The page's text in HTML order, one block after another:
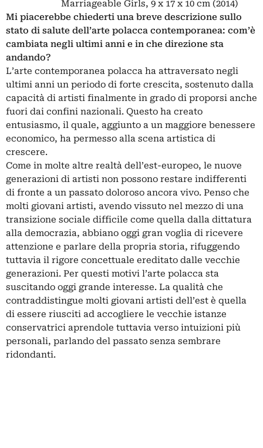
Marriageable Girls, 9 x 17 x 10 cm (2014)
Mi piacerebbe chiederti una breve descrizione sullo
stato di salute dell’arte polacca contemporanea: com’è
cambiata negli ultimi anni e in che direzione sta
andando?
L’arte contemporanea polacca ha attraversato negli
ultimi anni un periodo di forte crescita, sostenuto dalla
capacità di artisti finalmente in grado di proporsi anche
fuori dai confini nazionali. Questo ha creato
entusiasmo, il quale, aggiunto a un maggiore benessere
economico, ha permesso alla scena artistica di
crescere.
Come in molte altre realtà dell’est-europeo, le nuove
generazioni di artisti non possono restare indifferenti
di fronte a un passato doloroso ancora vivo. Penso che
molti giovani artisti, avendo vissuto nel mezzo di una
transizione sociale difficile come quella dalla dittatura
alla democrazia, abbiano oggi gran voglia di ricevere
attenzione e parlare della propria storia, rifuggendo
tuttavia il rigore concettuale ereditato dalle vecchie
generazioni. Per questi motivi l’arte polacca sta
suscitando oggi grande interesse. La qualità che
contraddistingue molti giovani artisti dell’est è quella
di essere riusciti ad accogliere le vecchie istanze
conservatrici aprendole tuttavia verso intuizioni più
personali, parlando del passato senza sembrare
ridondanti.